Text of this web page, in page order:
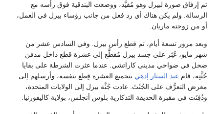
تم إرفاق صورة لبيرل وهو مُفيَّد، ووضعت البندقية فوق رأسه مع
الرسالة. ولم يكن هناك أي رد فعل من جانب رؤساء بيرل في العمل،
أو من زوجته ماريان.
وبعد مرور تسعة أيام، تم قطع رأس بيرل. وفي السادس عشر من
شهر مايو، عُثِر على جسد بيرل مُقطَّع إلى عشرة قطع داخل مدفن
ضحل في ضواحي مدينى كاراتشي. عندما عثرت الشرطة على بقايا
جُثَّتِه، قام عبد الستار إدهي بتجميع العشرة قِطع بنفسه، وأرسلهم إلى
معرض التعرُّف على الجُثَثَ. عادت جُثَّة بيرل إلى الولايات المتحدة،
ودُفِنَت في مقبرة الحديقة التذكارية بلوس أنجلس، بولاية كاليفورنيا.